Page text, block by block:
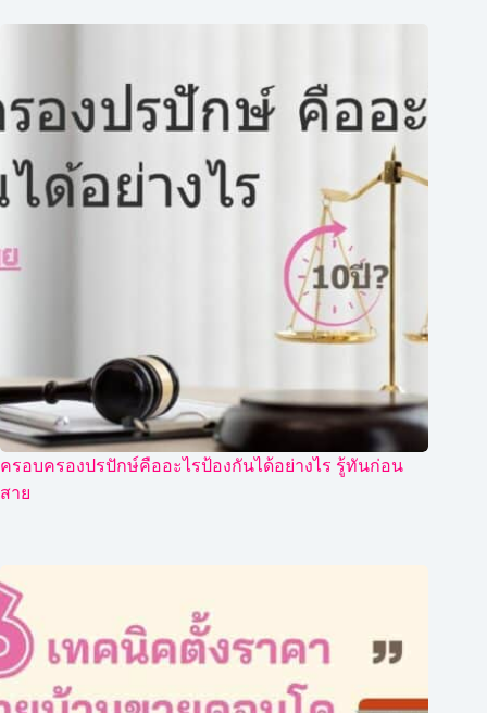
ครอบครองปรปักษ์คืออะไรป้องกันได้อย่างไร รู้ทันก่อน
สาย